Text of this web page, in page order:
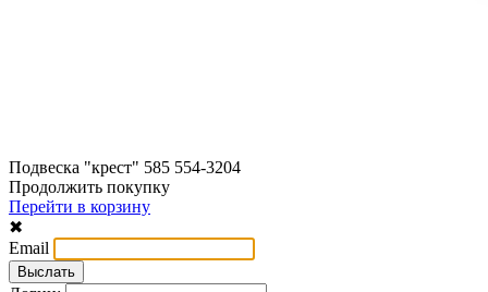
Подвеска "крест" 585 554-3204
Продолжить покупку
Перейти в корзину
✖
Email